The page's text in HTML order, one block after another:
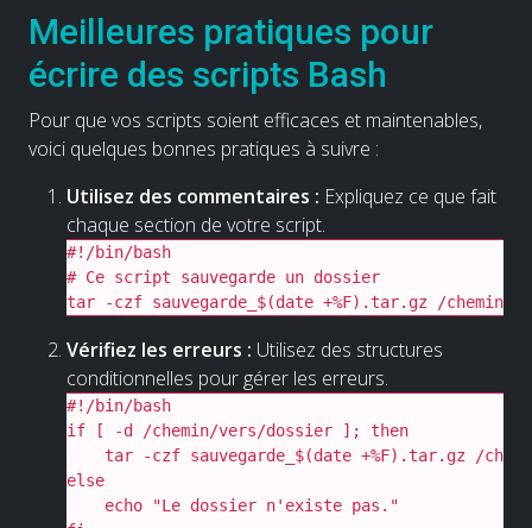
Meilleures pratiques pour
écrire des scripts Bash
Pour que vos scripts soient efficaces et maintenables,
voici quelques bonnes pratiques à suivre :
Utilisez des commentaires : Expliquez ce que fait
chaque section de votre script.
#!/bin/bash
# Ce script sauvegarde un dossier
tar -czf sauvegarde_$(date +%F).tar.gz /chemin/
Vérifiez les erreurs : Utilisez des structures
conditionnelles pour gérer les erreurs.
#!/bin/bash
if [ -d /chemin/vers/dossier ]; then
tar -czf sauvegarde_$(date +%F).tar.gz /
else
    echo "Le dossier n'existe pas."